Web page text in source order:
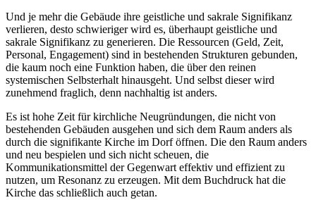
Und je mehr die Gebäude ihre geistliche und sakrale Signifikanz
verlieren, desto schwieriger wird es, überhaupt geistliche und
sakrale Signifikanz zu generieren. Die Ressourcen (Geld, Zeit,
Personal, Engagement) sind in bestehenden Strukturen gebunden,
die kaum noch eine Funktion haben, die über den reinen
systemischen Selbsterhalt hinausgeht. Und selbst dieser wird
zunehmend fraglich, denn nachhaltig ist anders.
Es ist hohe Zeit für kirchliche Neugründungen, die nicht von
bestehenden Gebäuden ausgehen und sich dem Raum anders als
durch die signifikante Kirche im Dorf öffnen. Die den Raum anders
und neu bespielen und sich nicht scheuen, die
Kommunikationsmittel der Gegenwart effektiv und effizient zu
nutzen, um Resonanz zu erzeugen. Mit dem Buchdruck hat die
Kirche das schließlich auch getan.